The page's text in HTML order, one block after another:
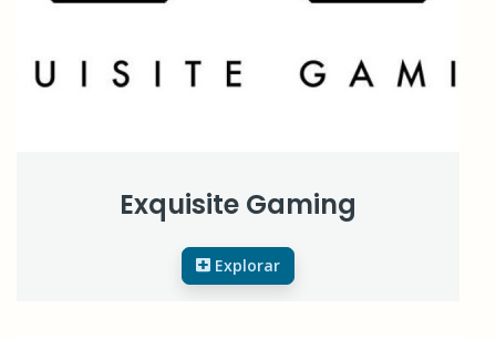
Exquisite Gaming
Explorar